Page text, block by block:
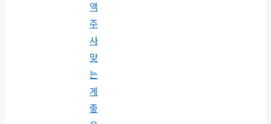
액
주
사
맞
는
게
좋